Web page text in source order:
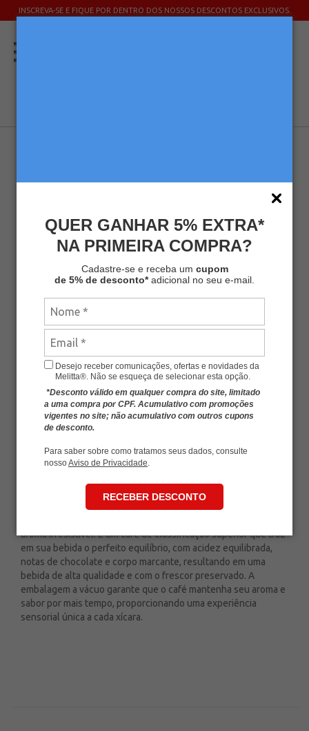
QUER GANHAR 5% EXTRA*
NA PRIMEIRA COMPRA?
Cadastre-se e receba um cupom
de 5% de desconto*adicional no seu e-mail.
Desejo receber comunicações, ofertas e novidades da
Melitta®. Não se esqueça de selecionar esta opção.
*Desconto válido em qualquer compra do site, limitado
a uma compra por CPF. Acumulativo com promoções
vigentes no site; não acumulativo com outros cupons
de desconto.
Para saber sobre como tratamos seus dados, consulte
nossoAviso de Privacidade.
RECEBER DESCONTO
INSCREVA-SE E FIQUE POR DENTRO DOS NOSSOS DESCONTOS EXCLUSIVOS.
KIT CAFÉ MELITTA® ESPECIAL VÁCUO
500G - 40 UNIDADES
Kits Kit Café
MLT-KIT219
R$ 1.796,00
R$ 1.526,60
xde R$ 254,43
Economia deR$ 269,40
- +
ADICIONAR AO CARRINHO
O Kit com 40 Cafés Melitta® Especial Vácuo 500g é a escolha
aroma irresistível. É um café de classificação superior que traz
em sua bebida o perfeito equilíbrio, com acidez equilibrada,
notas de chocolate e corpo marcante, resultando em uma
bebida de alta qualidade e com o frescor preservado. A
embalagem a vácuo garante que o café mantenha seu aroma e
sabor por mais tempo, proporcionando uma experiência
sensorial única a cada xícara.